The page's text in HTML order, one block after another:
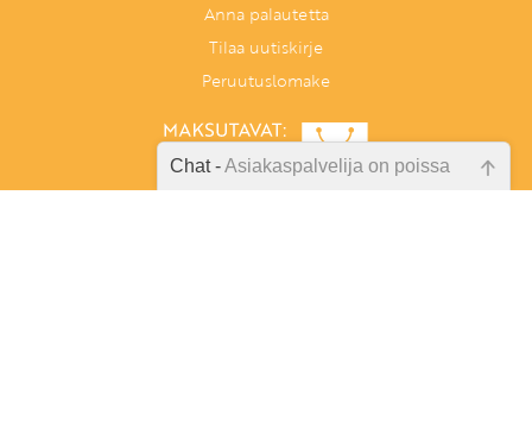
Anna palautetta
Tilaa uutiskirje
Peruutuslomake
Chat -Asiakaspalvelija on poissa